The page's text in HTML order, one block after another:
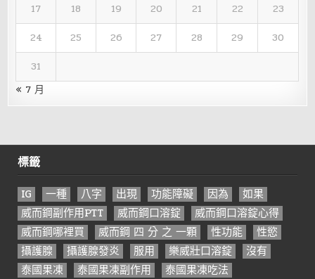
17
18 19 20 21 22
23
24
25 26 27 28 29
30
31
« 7 月
標籤
IG 一種 八字 出現 功能障礙 因為
如果
威而鋼副作用PTT
威而鋼口溶錠
威而鋼口溶錠心得
威而鋼哪裡買
威而鋼 四 分 之 一顆 性功能
性慾
攝護腺
攝護腺發炎 服用 樂威壯口溶錠
沒有
泰國果凍
泰國果凍副作用
泰國果凍吃法